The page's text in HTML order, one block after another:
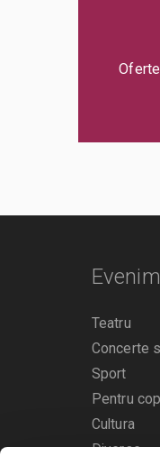
Teatru
Concerte
Sport
Pentru
Cultura
Diverse